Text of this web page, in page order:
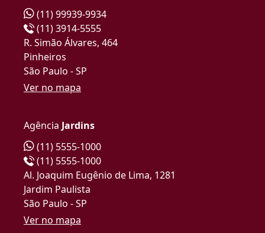
(11) 99939-9934
(11) 3914-5555
R. Simão Álvares, 464
Pinheiros
São Paulo - SP
Ver no mapa
Agência Jardins
(11) 5555-1000
(11) 5555-1000
Al. Joaquim Eugênio de Lima, 1281
Jardim Paulista
São Paulo - SP
Ver no mapa